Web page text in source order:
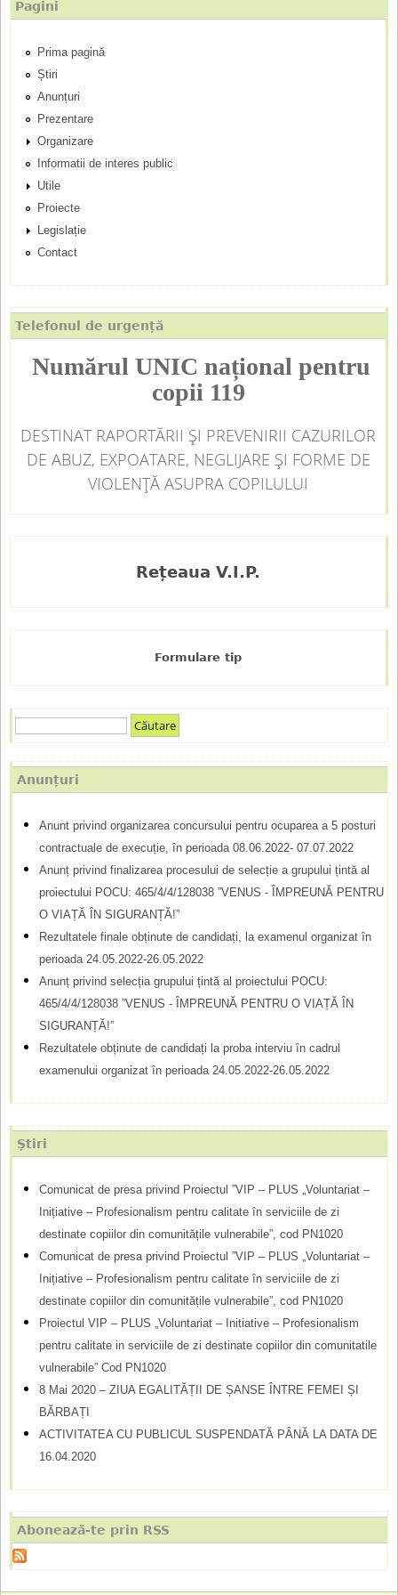
r
i
n
c
i
p
a
l
Pagini
Prima pagină
Știri
Anunțuri
Prezentare
Organizare
Informatii de interes public
Utile
Proiecte
Legislație
Contact
Telefonul de urgență
Numărul UNIC național pentru
copii 119
DESTINAT RAPORTĂRII ȘI PREVENIRII CAZURILOR
DE ABUZ, EXPOATARE, NEGLIJARE ȘI FORME DE
VIOLENȚĂ ASUPRA COPILULUI
Rețeaua V.I.P.
Formulare tip
F
o
m
d
t
a
ă
u
t
Anunțuri
Anunt privind organizarea concursului pentru ocuparea a 5 posturi
contractuale de execuție, în perioada 08.06.2022- 07.07.2022
Anunț privind finalizarea procesului de selecție a grupului țintă al
proiectului POCU: 465/4/4/128038 ”VENUS - ÎMPREUNĂ PENTRU
O VIAȚĂ ÎN SIGURANȚĂ!”
Rezultatele finale obținute de candidați, la examenul organizat în
perioada 24.05.2022-26.05.2022
Anunț privind selecția grupului țintă al proiectului POCU:
465/4/4/128038 ”VENUS - ÎMPREUNĂ PENTRU O VIAȚĂ ÎN
SIGURANȚĂ!”
Rezultatele obținute de candidați la proba interviu în cadrul
examenului organizat în perioada 24.05.2022-26.05.2022
Știri
Comunicat de presa privind Proiectul ”VIP – PLUS „Voluntariat –
Inițiative – Profesionalism pentru calitate în serviciile de zi
destinate copiilor din comunitățile vulnerabile”, cod PN1020
Comunicat de presa privind Proiectul ”VIP – PLUS „Voluntariat –
Inițiative – Profesionalism pentru calitate în serviciile de zi
destinate copiilor din comunitățile vulnerabile”, cod PN1020
Proiectul VIP – PLUS „Voluntariat – Initiative – Profesionalism
pentru calitate in serviciile de zi destinate copiilor din comunitatile
vulnerabile” Cod PN1020
8 Mai 2020 – ZIUA EGALITĂȚII DE ȘANSE ÎNTRE FEMEI ȘI
BĂRBAȚI
ACTIVITATEA CU PUBLICUL SUSPENDATĂ PÂNĂ LA DATA DE
16.04.2020
Abonează-te prin RSS